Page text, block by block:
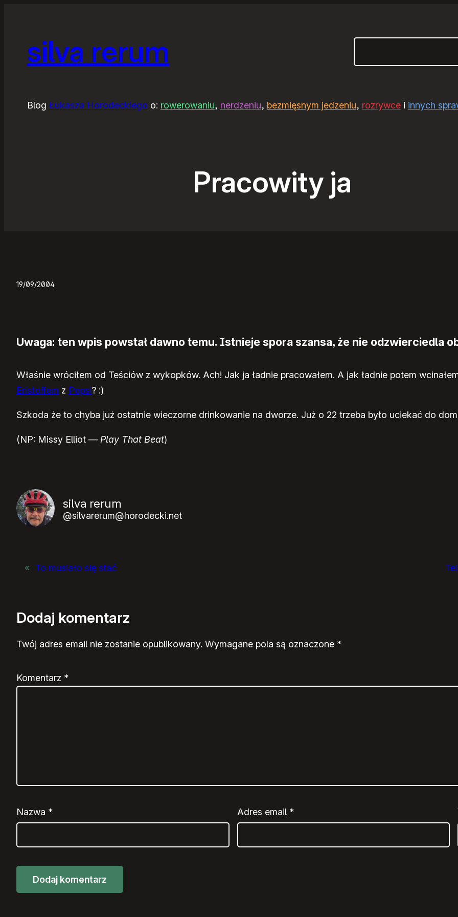
silva rerum
Blog Łukasza Horodeckiego o: rowerowaniu, nerdzeniu, bezmięsnym jedzeniu, rozrywcei innych
Pracowity ja
19/09/2004
Uwaga: ten wpis powstał dawno temu. Istnieje spora szansa, że nie odzwierciedla
Właśnie wróciłem od Teściów z wykopków. Ach! Jak ja ładnie pracowałem. A jak ładnie potem
Eristoffem z Pepsi? :)
Szkoda że to chyba już ostatnie wieczorne drinkowanie na dworze. Już o 22 trzeba było uciekać do
(NP: Missy Elliot — Play That Beat)
silva rerum
@silvarerum@horodecki.net
« To musiało się stać
Dodaj komentarz
Twój adres email nie zostanie opublikowany. Wymagane pola są oznaczone *
Komentarz *
Nazwa * Adres email *